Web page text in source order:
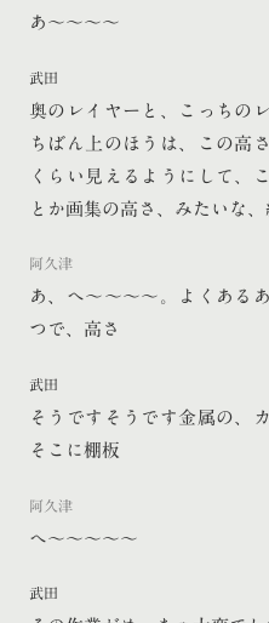
あ〜〜〜〜
武田
奥のレイヤーと、こっちの
ちばん上のほうは、この高
くらい見えるようにして、
とか画集の高さ、みたいな
阿久津
あ、へ〜〜〜〜。よくある
つで、高さ
武田
そうですそうです金属の、
そこに棚板
阿久津
へ〜〜〜〜〜
武田